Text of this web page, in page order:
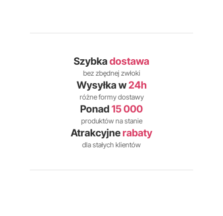
Szybkadostawa
bez zbędnej zwłoki
Wysyłka w24h
różne formy dostawy
Ponad 15 000
produktów na stanie
Atrakcyjne rabaty
dla stałych klientów